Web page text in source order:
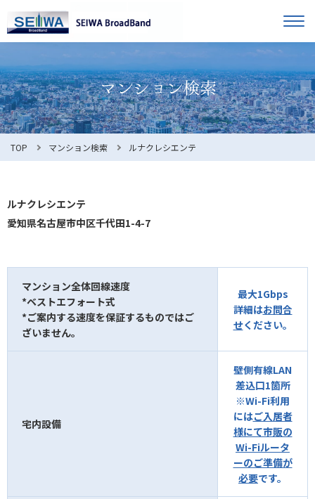
オーナー様へ
入居者様へ
お知らせ
利用規約
お問合せ マンション検索
TOP マンション検索 ルナクレシエンテ
ルナクレシエンテ
愛知県名古屋市中区千代田1-4-7
マンション全体回線速度
*ベストエフォート式
*ご案内する速度を保証するものではご
ざいません。
最大1Gbps
詳細はお問合
せください。
宅内設備
壁側有線LAN
差込口1箇所
※Wi-Fi利用
にはご入居者
様にて市販の
Wi-Fiルータ
ーのご準備が
必要です。